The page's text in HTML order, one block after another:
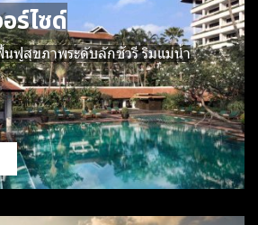
ร์ไซด์
ฟูสุขภาพระดับลักชัวรี ริมแม่น้ำ